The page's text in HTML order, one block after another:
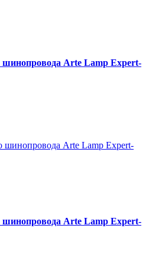
шинопровода Arte Lamp Expert-
шинопровода Arte Lamp Expert-